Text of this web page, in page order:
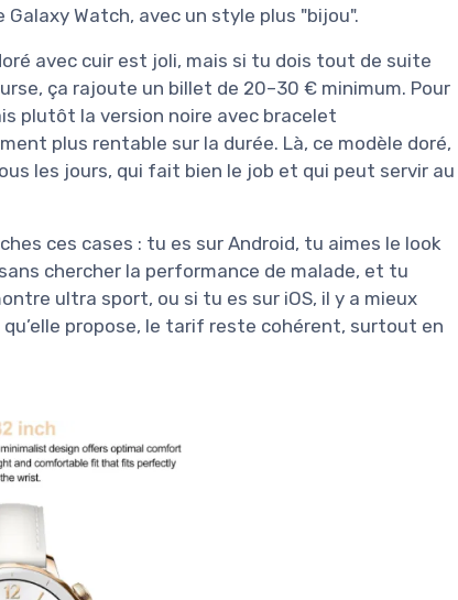
Watch, avec un style plus "bijou".
avec cuir est joli, mais si tu dois tout de suite
ça rajoute un billet de 20–30 € minimum. Pour
plutôt la version noire avec bracelet
plus rentable sur la durée. Là, ce modèle doré,
les jours, qui fait bien le job et qui peut servir au
ces cases : tu es sur Android, tu aimes le look
chercher la performance de malade, et tu
ultra sport, ou si tu es sur iOS, il y a mieux
propose, le tarif reste cohérent, surtout en